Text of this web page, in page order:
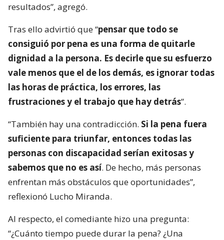
resultados”, agregó.
Tras ello advirtió que “pensar que todo se
consiguió por pena es una forma de quitarle
dignidad a la persona. Es decirle que su esfuerzo
vale menos que el de los demás, es ignorar todas
las horas de práctica, los errores, las
frustraciones y el trabajo que hay detrás”.
“También hay una contradicción. Si la pena fuera
suficiente para triunfar, entonces todas las
personas con discapacidad serían exitosas y
sabemos que no es así. De hecho, más personas
enfrentan más obstáculos que oportunidades”,
reflexionó Lucho Miranda.
Al respecto, el comediante hizo una pregunta:
“¿Cuánto tiempo puede durar la pena? ¿Una